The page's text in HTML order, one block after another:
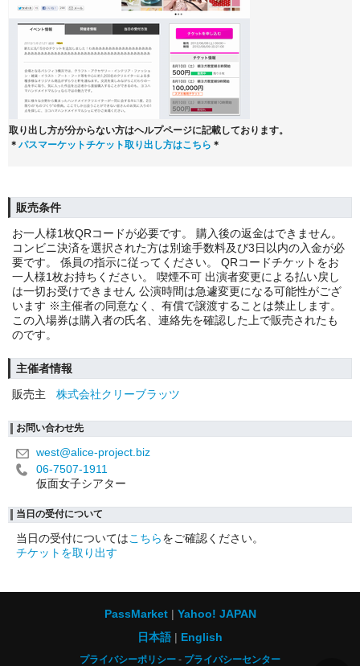
取り出し方が分からない方はヘルプページに記載しております。
＊ パスマーケットチケット取り出し方はこちら ＊
販売条件
お一人様1枚QRコードが必要です。 購入後の返金はできません。
コンビニ決済を選択された方は別途手数料及び3日以内の入金が必
要です。 係員の指示に従ってください。 QRコードチケットをお
一人様1枚お持ちください。 喫煙不可 出演者変更による払い戻し
は一切お受けできません 公演時間は急遽変更になる可能性がござ
います ※主催者の同意なく、有償で譲渡することは禁止します。
この入場券は購入者の氏名、連絡先を確認した上で販売されたも
のです。
主催者情報
販売主
株式会社クリーブラッツ
お問い合わせ先
west@alice-project.biz
06-7507-1911
仮面女子シアター
当日の受付について
当日の受付についてはこちらをご確認ください。
チケットを取り出す
PassMarket
Yahoo! JAPAN
日本語
English
プライバシーポリシー プライバシーセンター